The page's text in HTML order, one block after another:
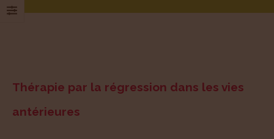
Thérapie par la régression dans les vies
antérieures